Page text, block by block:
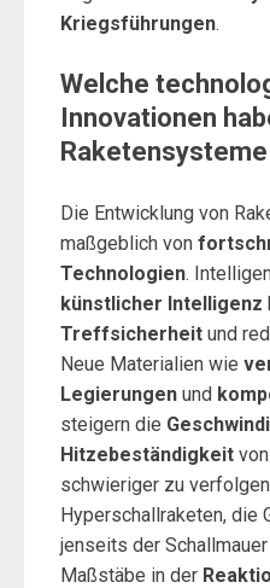
Kriegsführungen.
Welche
Innovationen
Die Entwicklung von
maßgeblich von
Technologien.
künstlicher Intelligenz
Treffsicherheit und
Neue Materialien wie
Legierungen und
steigern die
Hitzebeständigkeit
schwieriger zu
Hyperschallraketen, die
jenseits der
Maßstäbe in der